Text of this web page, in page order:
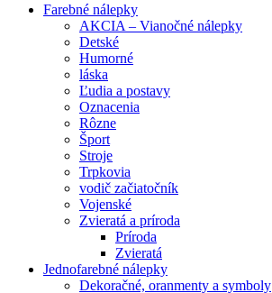
Farebné nálepky
AKCIA – Vianočné nálepky
Detské
Humorné
láska
Ľudia a postavy
Oznacenia
Rôzne
Šport
Stroje
Trpkovia
vodič začiatočník
Vojenské
Zvieratá a príroda
Príroda
Zvieratá
Jednofarebné nálepky
Dekoračné, oranmenty a symboly